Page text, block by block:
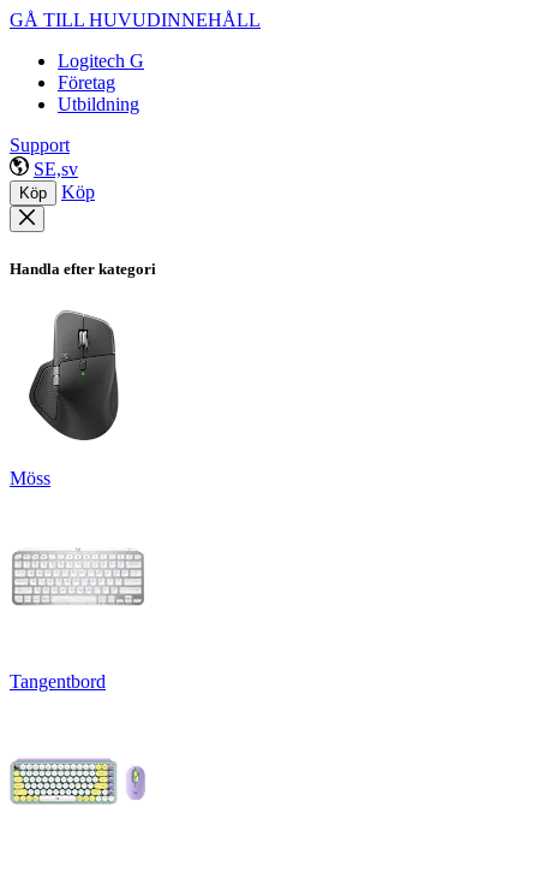
GÅ TILL HUVUDINNEHÅLL
Logitech G
Företag
Utbildning
Support
SE,sv
Köp Köp
Handla efter kategori
Möss
Tangentbord